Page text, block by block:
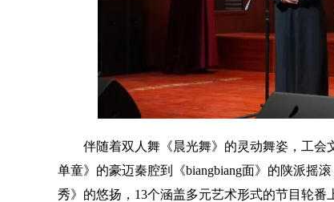
伴随着双人舞《晨光舞》的灵动舞姿，工会
单童》的豪迈秦腔到《biangbiang面》的陕派摇
秀》的悠扬，13个涵盖多元艺术形式的节目轮